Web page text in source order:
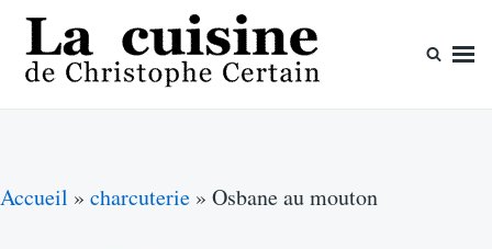
Skip
content
Search
for:
Accueil » charcuterie » Osbane au mouton